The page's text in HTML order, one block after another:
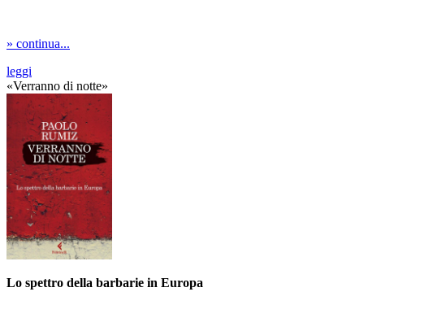
» continua...
leggi
«Verranno di notte»
Lo spettro della barbarie in Europa